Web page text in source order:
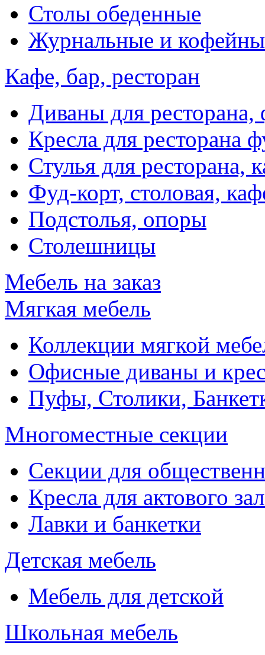
Столы обеденные
Журнальные и
Кафе, бар, ресторан
Диваны для ресторана,
Кресла для ресторана
Стулья для ресторана,
Фуд-корт, столовая,
Подстолья, опоры
Столешницы
Мебель на заказ
Мягкая мебель
Коллекции мягкой
Офисные диваны и
Пуфы, Столики,
Многоместные секции
Секции для
Кресла для актового
Лавки и банкетки
Детская мебель
Мебель для детской
Школьная мебель